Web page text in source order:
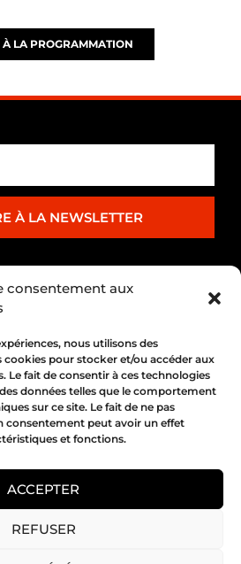
consentement aux
nous utilisons des
cookies pour stocker et/ou accéder aux
Le fait de consentir à ces technologies
données telles que le comportement
sur ce site. Le fait de ne pas
consentement peut avoir un effet
et fonctions.
ACCEPTER
REFUSER
À LA PROGRAMMATION
À LA NEWSLETTER
PARTENARIAT